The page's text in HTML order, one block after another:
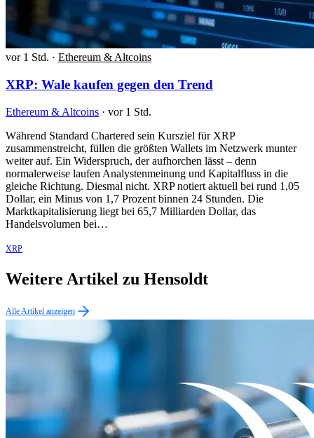
vor 1 Std. · Ethereum & Altcoins
XRP: Wale kaufen gegen den Trend
Ethereum & Altcoins · vor 1 Std.
Während Standard Chartered sein Kursziel für XRP
zusammenstreicht, füllen die größten Wallets im Netzwerk munter
weiter auf. Ein Widerspruch, der aufhorchen lässt – denn
normalerweise laufen Analystenmeinung und Kapitalfluss in die
gleiche Richtung. Diesmal nicht. XRP notiert aktuell bei rund 1,05
Dollar, ein Minus von 1,7 Prozent binnen 24 Stunden. Die
Marktkapitalisierung liegt bei 65,7 Milliarden Dollar, das
Handelsvolumen bei…
XRP
Weitere Artikel zu Hensoldt
Alle Artikel anzeigen